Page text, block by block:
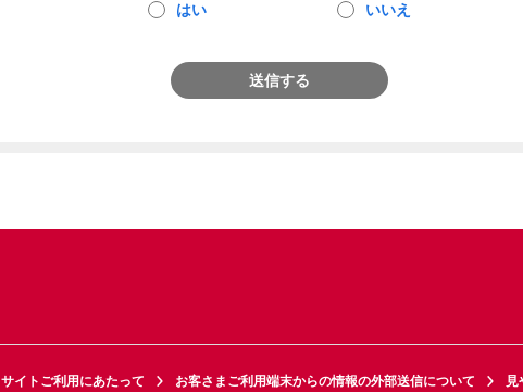
はい いいえ
送信する
サイトご利用にあたって お客さまご利用端末からの情報の外部送信について 見